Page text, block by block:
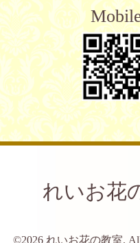
れいお花
©2026 れいお花の教室.